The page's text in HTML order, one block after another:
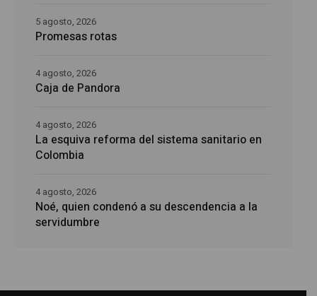
Promesas rotas
5 agosto, 2026
Caja de Pandora
4 agosto, 2026
La esquiva reforma del sistema sanitario en
Colombia
4 agosto, 2026
Noé, quien condenó a su descendencia a la
servidumbre
4 agosto, 2026